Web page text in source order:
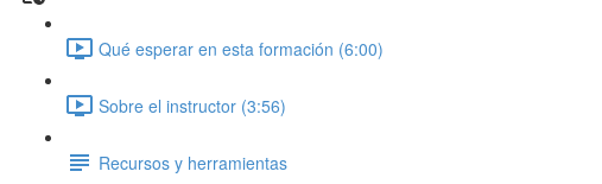
Qué esperar en esta formación (6:00)
Sobre el instructor (3:56)
Recursos y herramientas